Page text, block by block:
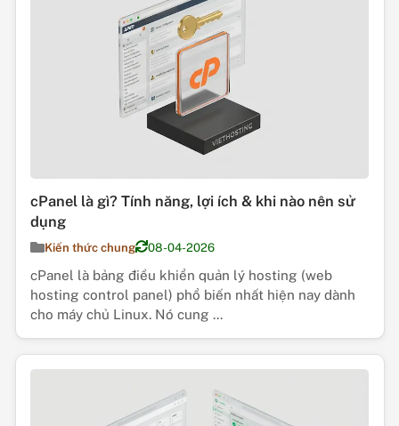
cPanel là gì? Tính năng, lợi ích & khi nào nên sử
dụng
Kiến thức chung 08-04-2026
cPanel là bảng điều khiển quản lý hosting (web
hosting control panel) phổ biến nhất hiện nay dành
cho máy chủ Linux. Nó cung ...